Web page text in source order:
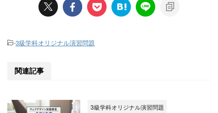
-3級学科オリジナル演習問題
関連記事
3級学科オリジナル演習問題